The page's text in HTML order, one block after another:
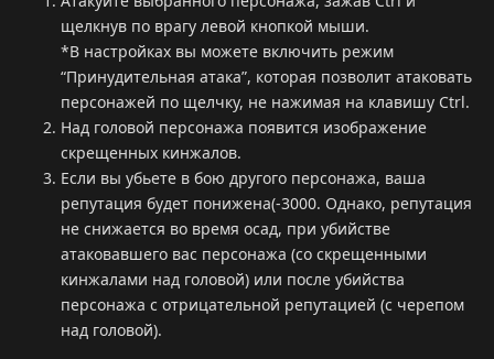
щелкнув по врагу левой кнопкой мыши.
*В настройках вы можете включить режим
“Принудительная атака”, которая позволит атаковать
персонажей по щелчку, не нажимая на клавишу Ctrl.
Над головой персонажа появится изображение
скрещенных кинжалов.
Если вы убьете в бою другого персонажа, ваша
репутация будет понижена(-3000. Однако, репутация
не снижается во время осад, при убийстве
атаковавшего вас персонажа (со скрещенными
кинжалами над головой) или после убийства
персонажа с отрицательной репутацией (с черепом
над головой).